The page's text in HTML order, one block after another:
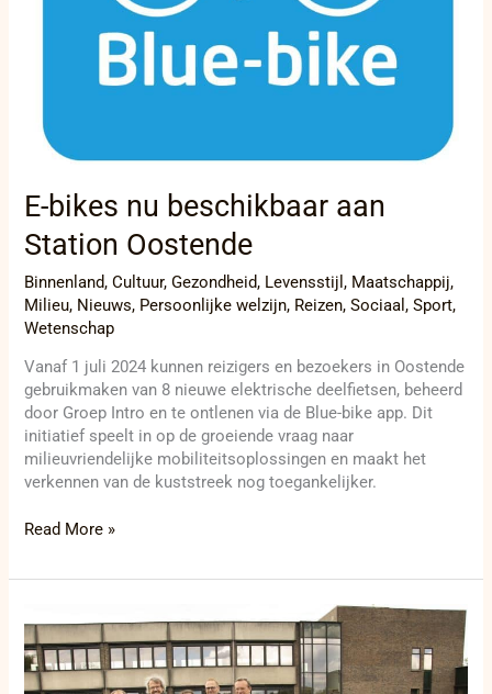
E-bikes nu beschikbaar aan
Station Oostende
Binnenland,Cultuur,Gezondheid, Levensstijl, Maatschappij,
Milieu, Nieuws, Persoonlijke welzijn, Reizen,Sociaal,Sport,
Wetenschap
Vanaf 1 juli 2024 kunnen reizigers en bezoekers in Oostende
gebruikmaken van 8 nieuwe elektrische deelfietsen, beheerd
door Groep Intro en te ontlenen via de Blue-bike app. Dit
initiatief speelt in op de groeiende vraag naar
milieuvriendelijke mobiliteitsoplossingen en maakt het
verkennen van de kuststreek nog toegankelijker.
Read More »
Solidaris
kondigt
ambitieuze